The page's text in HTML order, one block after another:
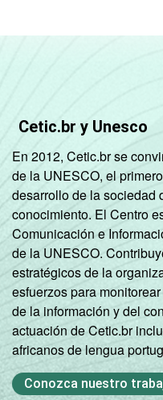
Cetic.br y Unesco
En 2012, Cetic.br se
de la UNESCO, el
desarrollo de la sociedad
conocimiento. El Centro
Comunicación e
de la UNESCO.
estratégicos de la
esfuerzos para
de la información y del
actuación de Cetic.br
africanos de lengua
Conozca nuestro